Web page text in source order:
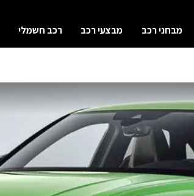
מבחני רכב מבצעי רכב רכב חשמלי